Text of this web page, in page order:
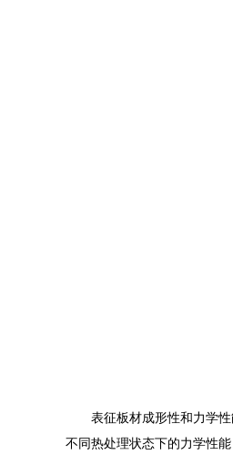
表征板材成形性和力学性
不同热处理状态下的力学性